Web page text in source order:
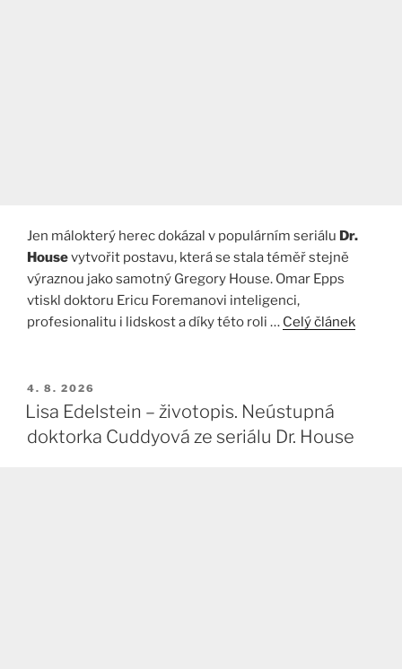
Jen málokterý herec dokázal v populárním seriálu Dr.
Housevytvořit postavu, která se stala téměř stejně
výraznou jako samotný Gregory House. Omar Epps
vtiskl doktoru Ericu Foremanovi inteligenci,
profesionalitu i lidskost a díky této roli … Celý článek
PUBLIKOVÁNO
4. 8. 2026
Lisa Edelstein – životopis. Neústupná
doktorka Cuddyová ze seriálu Dr. House